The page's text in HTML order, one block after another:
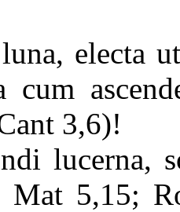
electa
cum
3,6)!
lucerna,
Mat 5,15;